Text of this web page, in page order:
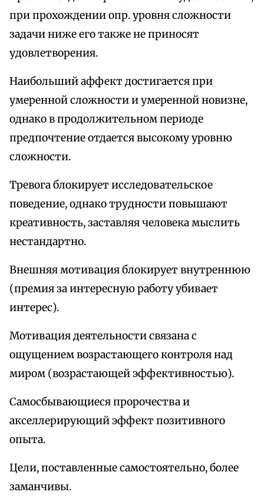
при прохождении опр. уровня сложности
задачи ниже его также не приносят
удовлетворения.
Наибольший аффект достигается при
умеренной сложности и умеренной новизне,
однако в продолжительном периоде
предпочтение отдается высокому уровню
сложности.
Тревога блокирует исследовательское
поведение, однако трудности повышают
креативность, заставляя человека мыслить
нестандартно.
Внешняя мотивация блокирует внутреннюю
(премия за интересную работу убивает
интерес).
Мотивация деятельности связана с
ощущением возрастающего контроля над
миром (возрастающей эффективностью).
Самосбывающиеся пророчества и
акселлерирующий эффект позитивного
опыта.
Цели, поставленные самостоятельно, более
заманчивы.